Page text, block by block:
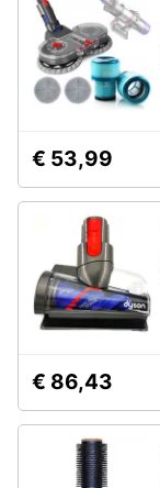
€ 53,99
€ 86,43